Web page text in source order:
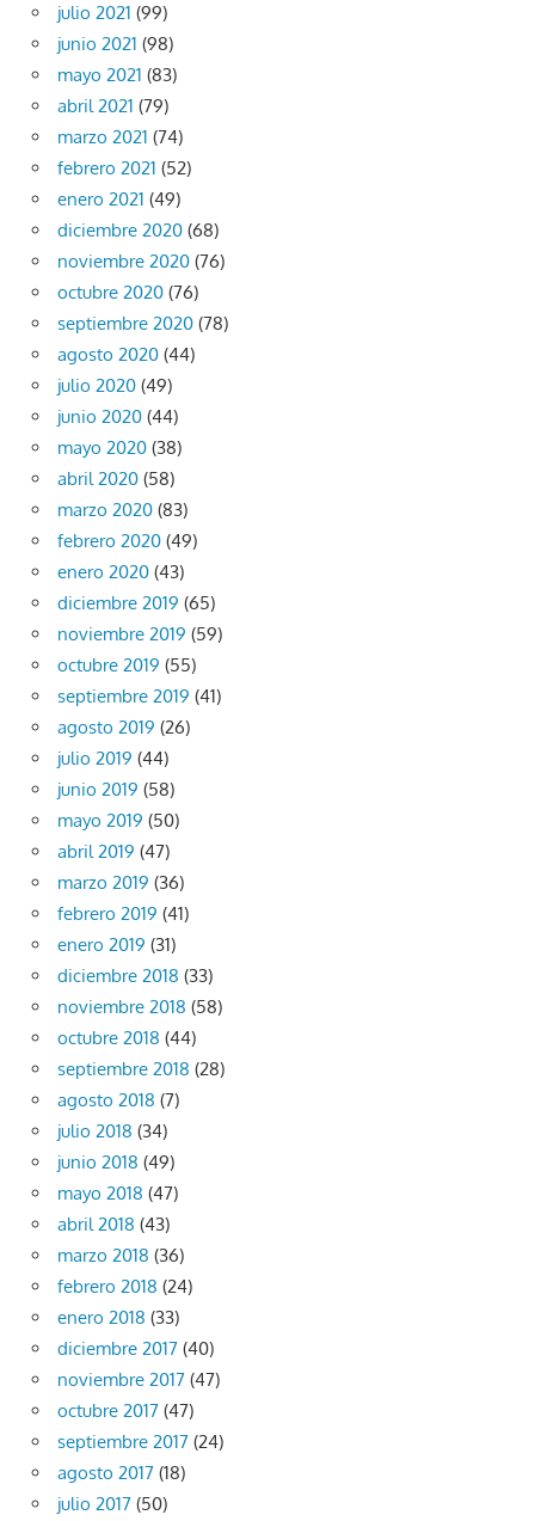
julio 2021 (99)
junio 2021 (98)
mayo 2021 (83)
abril 2021 (79)
marzo 2021 (74)
febrero 2021 (52)
enero 2021 (49)
diciembre 2020 (68)
noviembre 2020 (76)
octubre 2020 (76)
septiembre 2020 (78)
agosto 2020 (44)
julio 2020 (49)
junio 2020 (44)
mayo 2020 (38)
abril 2020 (58)
marzo 2020 (83)
febrero 2020 (49)
enero 2020 (43)
diciembre 2019 (65)
noviembre 2019 (59)
octubre 2019 (55)
septiembre 2019 (41)
agosto 2019 (26)
julio 2019 (44)
junio 2019 (58)
mayo 2019 (50)
abril 2019 (47)
marzo 2019 (36)
febrero 2019 (41)
enero 2019 (31)
diciembre 2018 (33)
noviembre 2018 (58)
octubre 2018 (44)
septiembre 2018 (28)
agosto 2018 (7)
julio 2018 (34)
junio 2018 (49)
mayo 2018 (47)
abril 2018 (43)
marzo 2018 (36)
febrero 2018 (24)
enero 2018 (33)
diciembre 2017 (40)
noviembre 2017 (47)
octubre 2017 (47)
septiembre 2017 (24)
agosto 2017 (18)
julio 2017 (50)